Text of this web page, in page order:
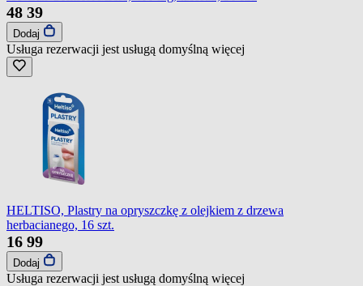
48 39
Dodaj
Usługa rezerwacji jest usługą domyślną więcej
HELTISO, Plastry na opryszczkę z olejkiem z drzewa
herbacianego, 16 szt.
16 99
Dodaj
Usługa rezerwacji jest usługą domyślną więcej